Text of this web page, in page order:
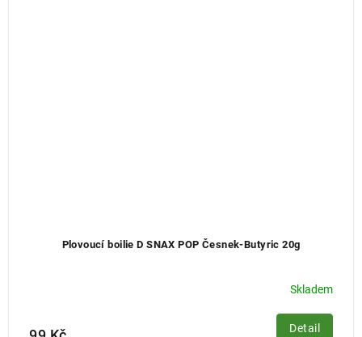
Plovoucí boilie D SNAX POP Česnek-Butyric 20g
Skladem
Detail